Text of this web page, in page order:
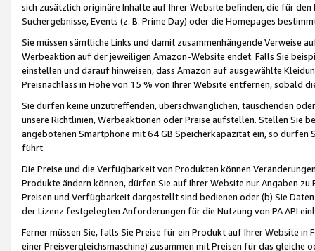
sich zusätzlich originäre Inhalte auf Ihrer Website befinden, die für
Suchergebnisse, Events (z. B. Prime Day) oder die Homepages
Sie müssen sämtliche Links und damit zusammenhängende
Werbeaktion auf der jeweiligen Amazon-Website endet. Falls Sie
einstellen und darauf hinweisen, dass Amazon auf ausgewählte
Preisnachlass in Höhe von 15 % von Ihrer Website entfernen, sobald
Sie dürfen keine unzutreffenden, überschwänglichen, täuschenden
unsere Richtlinien, Werbeaktionen oder Preise aufstellen. Stellen Sie
angebotenen Smartphone mit 64 GB Speicherkapazität ein, so dürfen
führt.
Die Preise und die Verfügbarkeit von Produkten können
Produkte ändern können, dürfen Sie auf Ihrer Website nur Angaben
Preisen und Verfügbarkeit dargestellt sind bedienen oder (b) Sie
der Lizenz festgelegten Anforderungen für die Nutzung von PA API
Ferner müssen Sie, falls Sie Preise für ein Produkt auf Ihrer Website
einer Preisvergleichsmaschine) zusammen mit Preisen für das